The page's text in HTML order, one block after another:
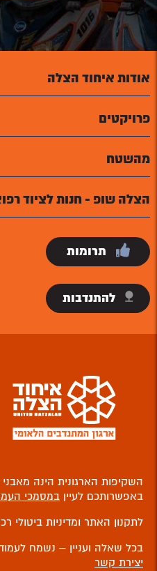
אודות איחוד הצלה
פרויקטים
מהשטח
הצלה שופ - חנות לציוד
תרומות
להתנדבות
השקיפות הארגונית הינה
באפשרותכם לעיין במסמכי
לתקנון האתר ומדיניות ביטולי
בכל שאלה ועניין – נשמח
יצירת קשר